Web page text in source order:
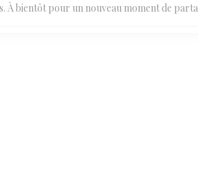
À bientôt pour un nouveau moment de